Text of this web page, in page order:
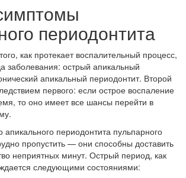
периодонтита
как протекает воспалительный процесс,
заболевания: острый апикальный
апикальный периодонтит. Второй
первого: если острое воспаление
то оно имеет все шансы перейти в
периодонтита пульпарного
пропустить — они способны доставить
неприятных минут. Острый период, как
следующими состояниями: